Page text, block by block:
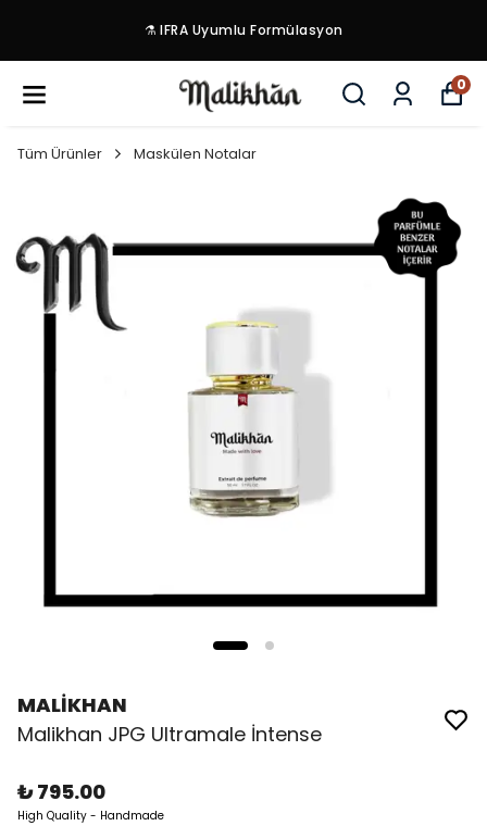
⚗️ IFRA Uyumlu Formülasyon
0
Tüm Ürünler Maskülen Notalar
MALİKHAN
Malikhan JPG Ultramale İntense
₺ 795.00
High Quality - Handmade